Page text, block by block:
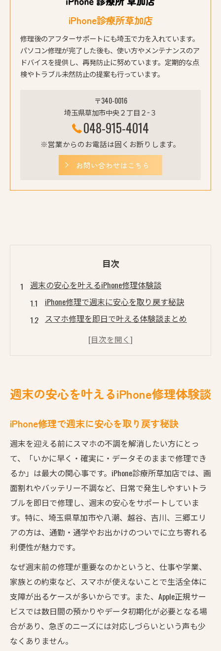
iPhone診療所草加店
修理後のアフターサポートにも埼玉で力を入れています。
パソコン修理が完了した後も、使い方やメンテナンスのア
ドバイスを提供し、再発防止に努めています。定期的な点
検やトラブル未然防止の提案も行っています。
〒340-0016
埼玉県草加市中央２丁目２−３
048-915-4014
※営業からのお電話は固くお断りします。
お問い合わせはこちら
目次
週末の安心を叶えるiPhone修理体験談
iPhone修理で週末に安心を取り戻す秘訣
スマホ修理を即日で叶える体験談まとめ
草加や八潮でiPhone修理を選ぶ理由とは
iPhone修理でデータ消去を防ぐ方法を解説
スマホ修理時のデータ保護対策を徹底紹介
写真や連絡先を守るiPhone修理の流れ
iPhone修理とAndroid修理のデータ管理法
予約不要で可能な即日iPhone修理術
iPhone修理を予約不要で即日対応する方法
スマホ修理が当日完了できる仕組みを解説
急ぎのiPhone修理に強い草加の特徴とは
越谷や八潮も即日スマホ修理が可能な理由
予約なしでスピード修理ができるポイント
八潮や越谷からも通える修理の魅力
iPhone修理が八潮や越谷からも便利な理由
草加近辺でスマホ修理店を選ぶ際の利便性
越谷・吉川・三郷からのアクセス方法解説
週末の安心を叶えるiPhone修理体験談
iPhone修理で週末に安心を取り戻す秘訣
週末を迎える前にスマホの不調を解消したい方にとっ
て、「いかに早く・確実に・データそのままで修理でき
るか」は最大の関心事です。iPhone診療所草加店では、画
面割れやバッテリー不調など、日常で発生しやすいトラ
ブルを即日で修理し、週末の安心をサポートしていま
す。特に、埼玉県草加市や八潮、越谷、吉川、三郷エリ
アの方は、通勤・通学やお出かけのついでに立ち寄れる
利便性が魅力です。
なぜ週末前の修理が重要なのかというと、仕事や学業、
家族との約束など、スマホが使えないことで生活全体に
支障が出るケースが多いからです。また、Apple正規サー
ビスでは数日間の預かりやデータ初期化が必要となる場
合があり、急ぎのニーズには対応しづらいという声も少
なくありません。